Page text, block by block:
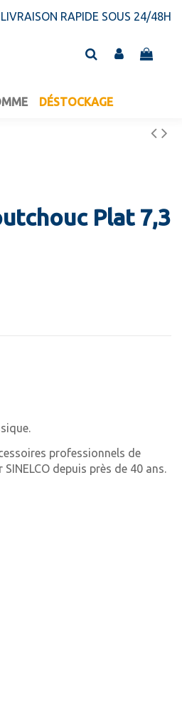
LIVRAISON RAPIDE SOUS 24/48H
DÉSTOCKAGE
Plat 7,3
professionnels de
depuis près de 40 ans.